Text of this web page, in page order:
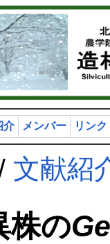
介 メンバー リンク
文献紹
株の